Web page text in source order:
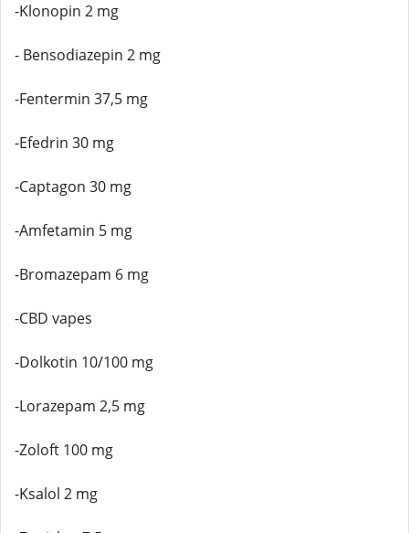
-Klonopin 2 mg
- Bensodiazepin 2 mg
-Fentermin 37,5 mg
-Efedrin 30 mg
-Captagon 30 mg
-Amfetamin 5 mg
-Bromazepam 6 mg
-CBD vapes
-Dolkotin 10/100 mg
-Lorazepam 2,5 mg
-Zoloft 100 mg
-Ksalol 2 mg